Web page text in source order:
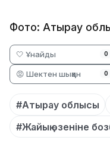
Фото: Атырау
🤍 Ұнайды 0
😡 Шектен шыққан 0
#Атырау облысы
#Жайық өзеніне